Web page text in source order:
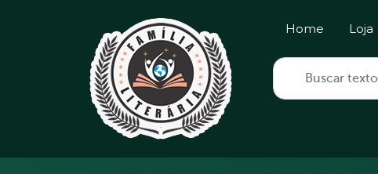
Home Loja